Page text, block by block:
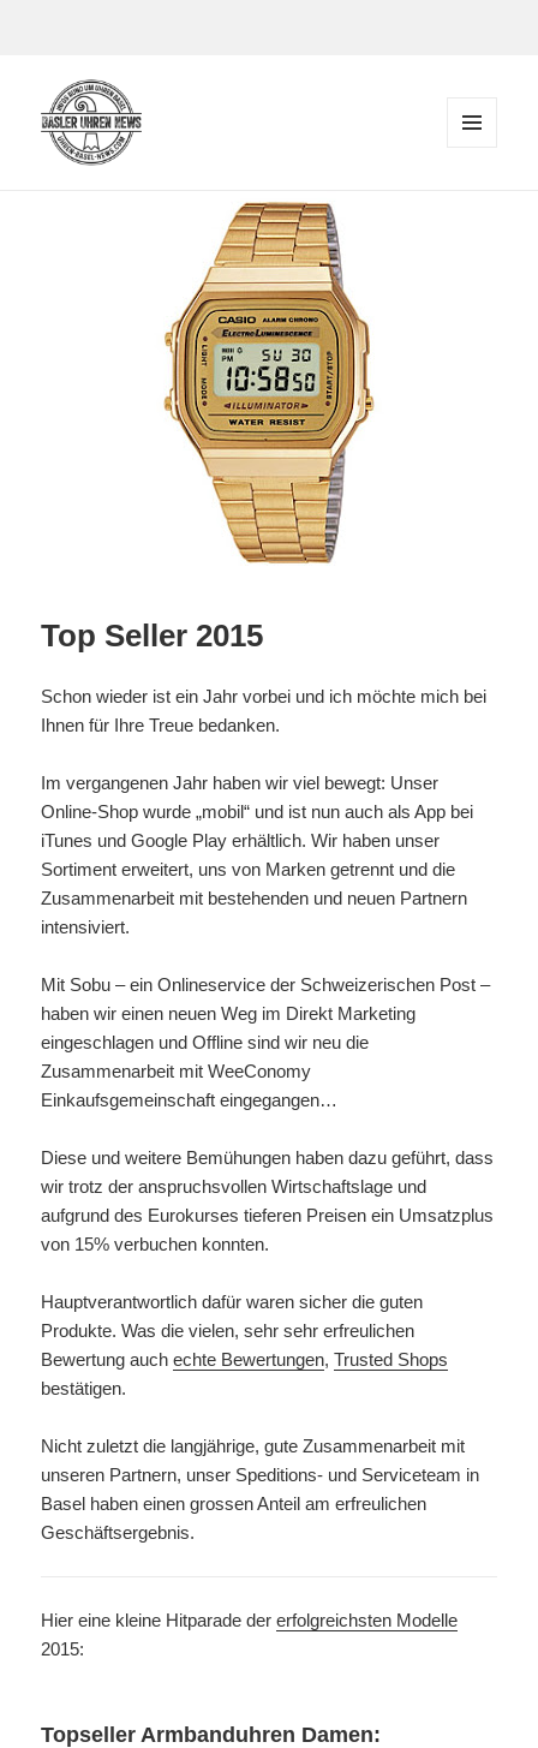
Der Blog rund um Uhren in Basel
Top Seller 2015
Schon wieder ist ein Jahr vorbei und ich möchte mich bei
Ihnen für Ihre Treue bedanken.
Im vergangenen Jahr haben wir viel bewegt: Unser
Online-Shop wurde „mobil“ und ist nun auch als App bei
iTunes und Google Play erhältlich. Wir haben unser
Sortiment erweitert, uns von Marken getrennt und die
Zusammenarbeit mit bestehenden und neuen Partnern
intensiviert.
Mit Sobu – ein Onlineservice der Schweizerischen Post –
haben wir einen neuen Weg im Direkt Marketing
eingeschlagen und Offline sind wir neu die
Zusammenarbeit mit WeeConomy
Einkaufsgemeinschaft eingegangen…
Diese und weitere Bemühungen haben dazu geführt, dass
wir trotz der anspruchsvollen Wirtschaftslage und
aufgrund des Eurokurses tieferen Preisen ein Umsatzplus
von 15% verbuchen konnten.
Hauptverantwortlich dafür waren sicher die guten
Produkte. Was die vielen, sehr sehr erfreulichen
Bewertung auchechte Bewertungen,Trusted Shops
bestätigen.
Nicht zuletzt die langjährige, gute Zusammenarbeit mit
unseren Partnern, unser Speditions- und Serviceteam in
Basel haben einen grossen Anteil am erfreulichen
Geschäftsergebnis.
Hier eine kleine Hitparade dererfolgreichsten Modelle
2015:
Topseller Armbanduhren Damen: